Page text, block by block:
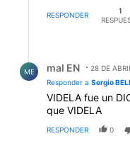
RESPONDER
1
ME mal EN
28 DE
Responder a Sergio
VIDELA fue un
que VIDELA
RESPONDER 0